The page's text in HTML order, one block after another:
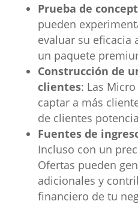
Prueba de
pueden
evaluar su eficacia
un paquete
Construcción de
clientes: Las
captar a más
de clientes
Fuentes de
Incluso con un
Ofertas pueden
adicionales y
financiero de tu